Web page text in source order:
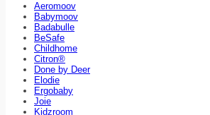
Aeromoov
Babymoov
Badabulle
BeSafe
Childhome
Citron®
Done by Deer
Elodie
Ergobaby
Joie
Kidzroom